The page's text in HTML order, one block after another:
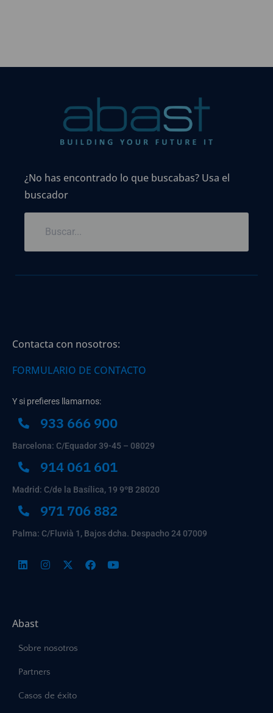
¿No has encontrado lo que buscabas? Usa el
buscador
Contacta con nosotros:
FORMULARIO DE CONTACTO
Y si prefieres llamarnos:
933 666 900
Barcelona: C/Equador 39-45 – 08029
914 061 601
Madrid: C/de la Basílica, 19 9ºB 28020
971 706 882
Palma: C/Fluvià 1, Bajos dcha. Despacho 24 07009
Abast
Sobre nosotros
Partners
Casos de éxito